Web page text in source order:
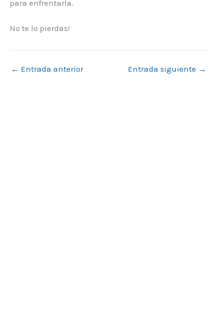
para enfrentarla.
No te lo pierdas!
← Entrada anterior Entrada siguiente →